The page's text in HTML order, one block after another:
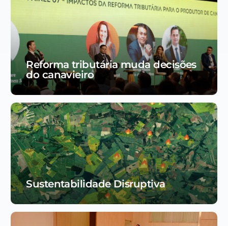
Reforma tributária muda decisões
do canavieiro
Sustentabilidade Disruptiva